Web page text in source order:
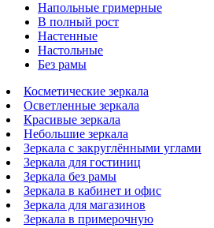
Напольные гримерные
В полный рост
Настенные
Настольные
Без рамы
Косметические зеркала
Осветленные зеркала
Красивые зеркала
Небольшие зеркала
Зеркала с закруглёнными углами
Зеркала для гостиниц
Зеркала без рамы
Зеркала в кабинет и офис
Зеркала для магазинов
Зеркала в примерочную